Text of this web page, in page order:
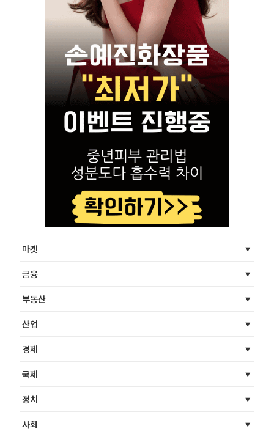
마켓
금융
부동산
산업
경제
국제
정치
사회